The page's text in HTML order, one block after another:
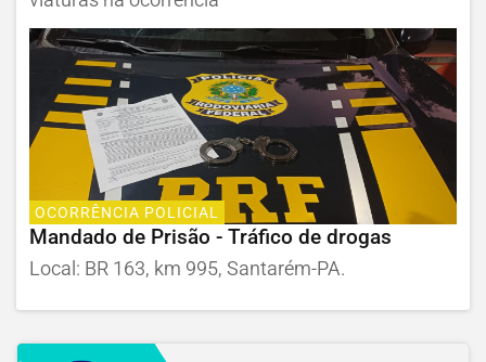
OCORRÊNCIA POLICIAL
Mandado de Prisão - Tráfico de drogas
Local: BR 163, km 995, Santarém-PA.